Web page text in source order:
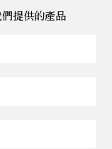
提供的產品